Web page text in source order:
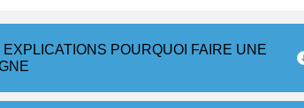
POURQUOI FAIRE UNE